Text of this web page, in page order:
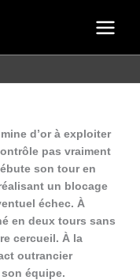
d’or à exploiter
pas vraiment
son tour en
un blocage
échec. À
en deux tours sans
cercueil. À la
outrancier
équipe.